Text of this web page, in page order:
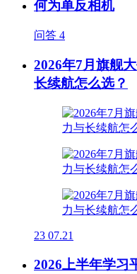
何为单反相机
问答 4
2026年7月旗舰
长续航怎么选？
23 07.21
2026上半年学习